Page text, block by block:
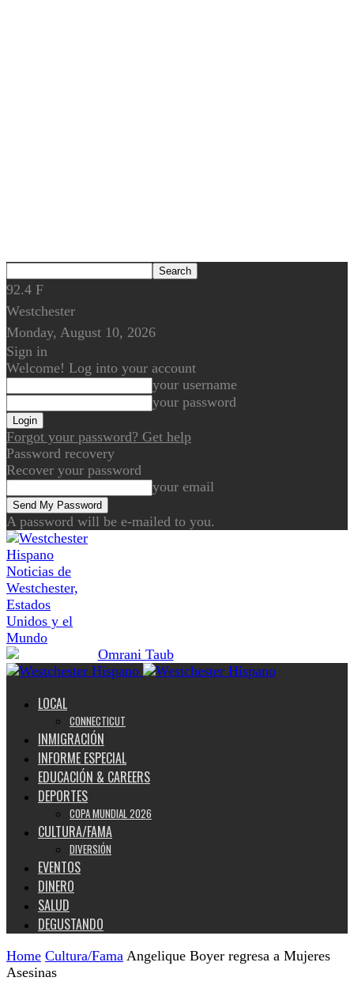
92.4 F
Westchester
Monday, August 10, 2026
Sign in
Welcome! Log into your account
your username
your password
Forgot your password? Get help
Password recovery
Recover your password
your email
A password will be e-mailed to you.
Noticias de
Westchester,
Estados
Unidos y el
Mundo
LOCAL
CONNECTICUT
INMIGRACIÓN
INFORME ESPECIAL
EDUCACIÓN & CAREERS
DEPORTES
COPA MUNDIAL 2026
CULTURA/FAMA
DIVERSIÓN
EVENTOS
DINERO
SALUD
DEGUSTANDO
Home Cultura/Fama Angelique Boyer regresa a Mujeres
Asesinas